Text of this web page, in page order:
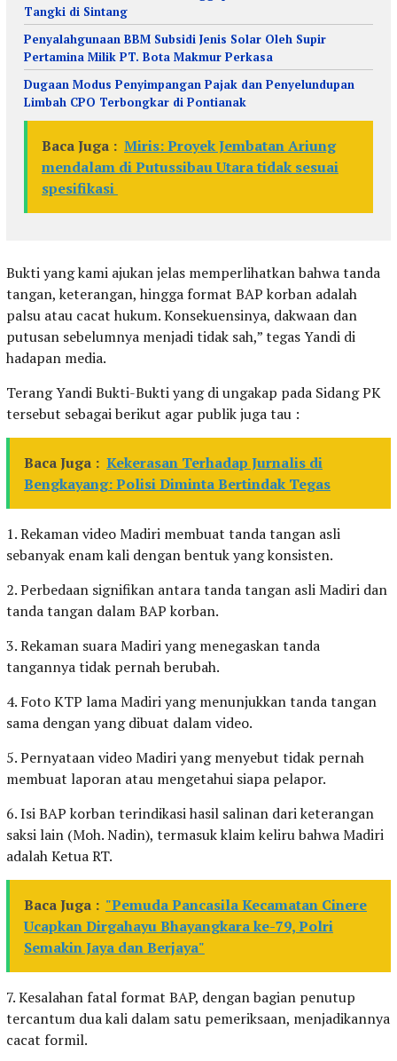
Tangki di Sintang
Penyalahgunaan BBM Subsidi Jenis Solar Oleh Supir
Pertamina Milik PT. Bota Makmur Perkasa
Dugaan Modus Penyimpangan Pajak dan Penyelundupan
Limbah CPO Terbongkar di Pontianak
Baca Juga : Miris: Proyek Jembatan Ariung
mendalam di Putussibau Utara tidak sesuai
spesifikasi
Bukti yang kami ajukan jelas memperlihatkan bahwa tanda
tangan, keterangan, hingga format BAP korban adalah
palsu atau cacat hukum. Konsekuensinya, dakwaan dan
putusan sebelumnya menjadi tidak sah,” tegas Yandi di
hadapan media.
Terang Yandi Bukti-Bukti yang di ungakap pada Sidang PK
tersebut sebagai berikut agar publik juga tau :
Baca Juga : Kekerasan Terhadap Jurnalis di
Bengkayang: Polisi Diminta Bertindak Tegas
1. Rekaman video Madiri membuat tanda tangan asli
sebanyak enam kali dengan bentuk yang konsisten.
2. Perbedaan signifikan antara tanda tangan asli Madiri dan
tanda tangan dalam BAP korban.
3. Rekaman suara Madiri yang menegaskan tanda
tangannya tidak pernah berubah.
4. Foto KTP lama Madiri yang menunjukkan tanda tangan
sama dengan yang dibuat dalam video.
5. Pernyataan video Madiri yang menyebut tidak pernah
membuat laporan atau mengetahui siapa pelapor.
6. Isi BAP korban terindikasi hasil salinan dari keterangan
saksi lain (Moh. Nadin), termasuk klaim keliru bahwa Madiri
adalah Ketua RT.
Baca Juga : "Pemuda Pancasila Kecamatan Cinere
Ucapkan Dirgahayu Bhayangkara ke-79, Polri
Semakin Jaya dan Berjaya"
7. Kesalahan fatal format BAP, dengan bagian penutup
tercantum dua kali dalam satu pemeriksaan, menjadikannya
cacat formil.